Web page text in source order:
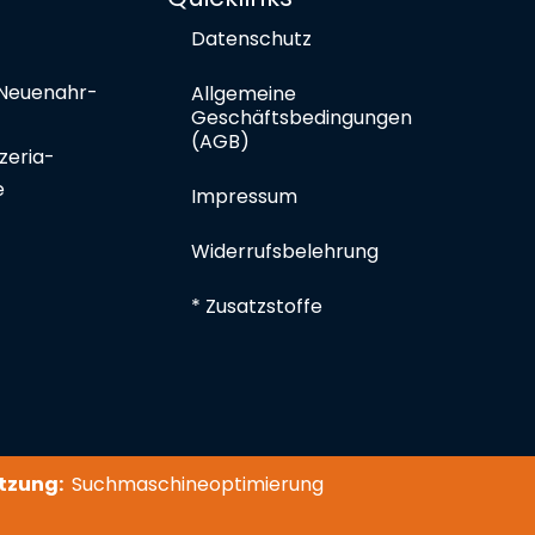
Datenschutz
Allgemeine
Geschäftsbedingungen
(AGB)
Impressum
Widerrufsbelehrung
* Zusatzstoffe
Suchmaschineoptimierung